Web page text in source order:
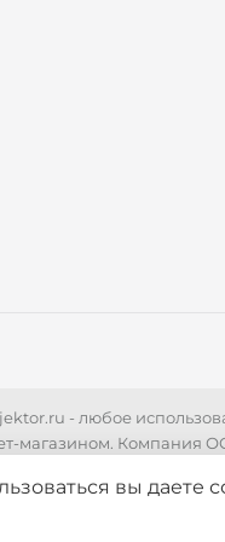
- любое
магазином. Компания
технических
Статьи 437
вы даете